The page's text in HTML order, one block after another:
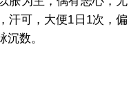
汗可，大便1日1次，偏
数。